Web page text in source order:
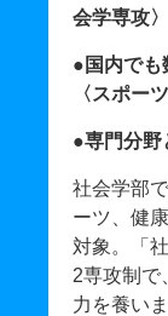
会学専攻〉
●国内でも
〈スポー
●専門分野
社会学部
ーツ、健
対象。「
2専攻制で
力を養い